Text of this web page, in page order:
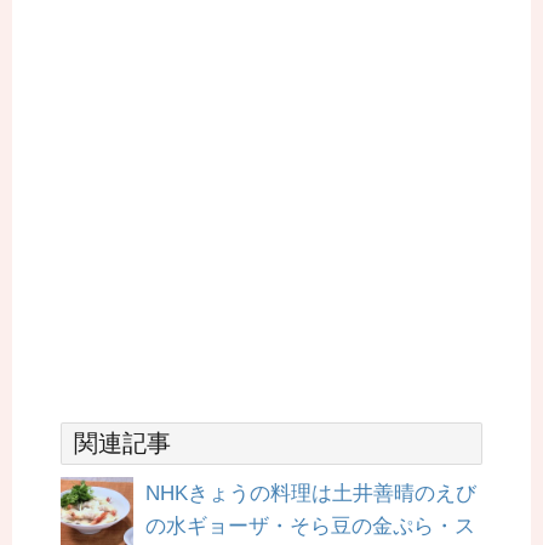
関連記事
NHKきょうの料理は土井善晴のえび
の水ギョーザ・そら豆の金ぷら・ス